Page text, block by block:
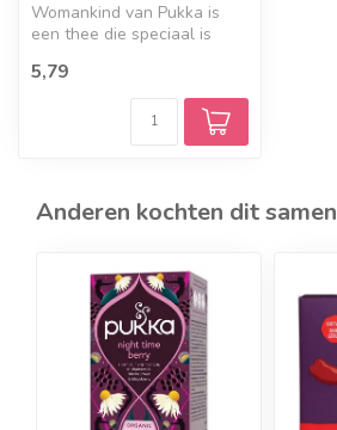
Womankind van Pukka is
een thee die speciaal is
te onde...
5,79
Anderen kochten dit samen